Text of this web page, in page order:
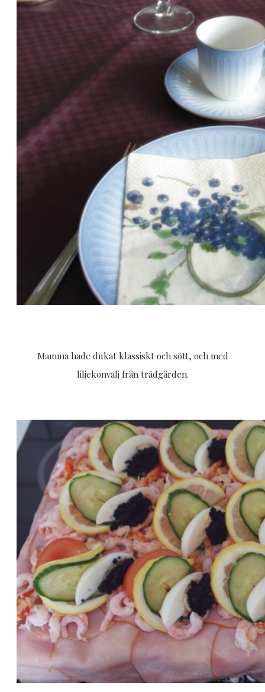
Mamma hade dukat klassiskt och sött, och med
liljekonvalj från trädgården.